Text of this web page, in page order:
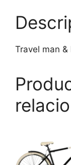
Travel man &